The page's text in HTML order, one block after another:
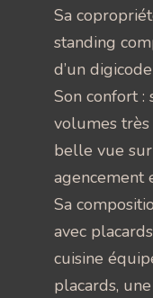
Sa
standing
d’un
Son confort :
volumes
belle vue
agencement
Sa
avec
cuisine
placards,